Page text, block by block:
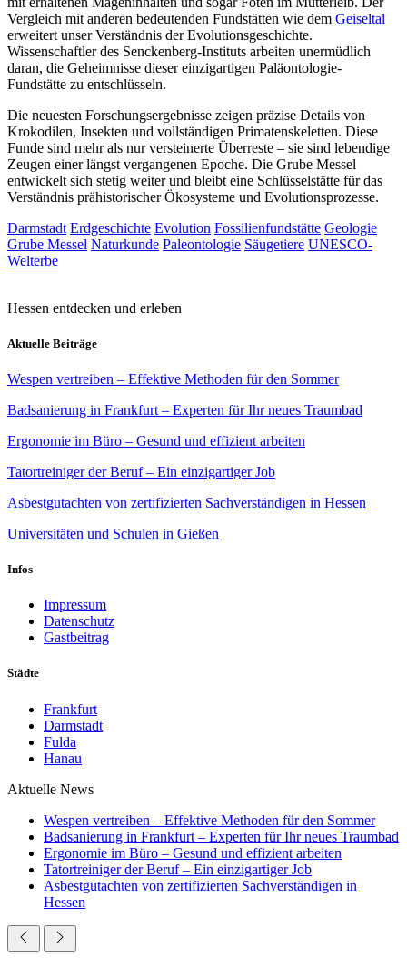
Vergleich mit anderen bedeutenden Fundstätten wie dem Geiseltal
erweitert unser Verständnis der Evolutionsgeschichte.
Wissenschaftler des Senckenberg-Instituts arbeiten unermüdlich
daran, die Geheimnisse dieser einzigartigen Paläontologie-
Fundstätte zu entschlüsseln.
Die neuesten Forschungsergebnisse zeigen präzise Details von
Krokodilen, Insekten und vollständigen Primatenskeletten. Diese
Funde sind mehr als nur versteinerte Überreste – sie sind lebendige
Zeugen einer längst vergangenen Epoche. Die Grube Messel
entwickelt sich stetig weiter und bleibt eine Schlüsselstätte für das
Verständnis prähistorischer Ökosysteme und Evolutionsprozesse.
Darmstadt Erdgeschichte Evolution Fossilienfundstätte Geologie
Grube Messel Naturkunde Paleontologie Säugetiere UNESCO-
Welterbe
Hessen entdecken und erleben
Aktuelle Beiträge
Wespen vertreiben – Effektive Methoden für den Sommer
Badsanierung in Frankfurt – Experten für Ihr neues Traumbad
Ergonomie im Büro – Gesund und effizient arbeiten
Tatortreiniger der Beruf – Ein einzigartiger Job
Asbestgutachten von zertifizierten Sachverständigen in Hessen
Universitäten und Schulen in Gießen
Infos
Impressum
Datenschutz
Gastbeitrag
Städte
Frankfurt
Darmstadt
Fulda
Hanau
Aktuelle News
Wespen vertreiben – Effektive Methoden für den Sommer
Badsanierung in Frankfurt – Experten für Ihr neues Traumbad
Ergonomie im Büro – Gesund und effizient arbeiten
Tatortreiniger der Beruf – Ein einzigartiger Job
Asbestgutachten von zertifizierten Sachverständigen in
Hessen